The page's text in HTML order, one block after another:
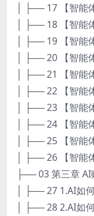
│ ├── 17 【智
│ ├── 18 【智能
│ ├── 19 【智能
│ ├── 20 【智能
│ ├── 21 【智能
│ ├── 22 【智能
│ ├── 23 【智能
│ ├── 24 【智
│ ├── 25 【智能
│ ├── 26 【智能
├── 03 第三章
│ ├── 27 1.AI如
│ ├── 28 2.AI如